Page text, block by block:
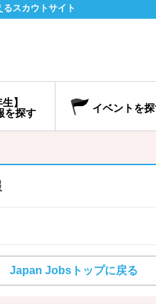
るスカウトサイト
】
を探す
イベントを
Japan Jobsトップに戻る